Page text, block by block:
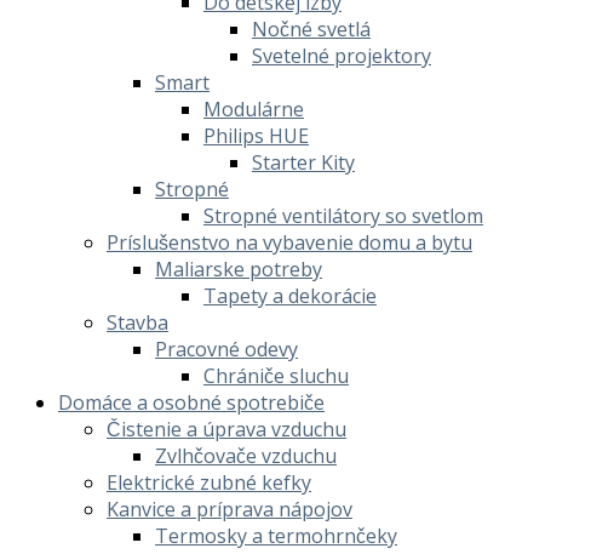
Nočné svetlá
Svetelné projektory
Smart
Modulárne
Philips HUE
Starter Kity
Stropné
Stropné ventilátory so svetlom
Príslušenstvo na vybavenie domu a bytu
Maliarske potreby
Tapety a dekorácie
Stavba
Pracovné odevy
Chrániče sluchu
Domáce a osobné spotrebiče
Čistenie a úprava vzduchu
Zvlhčovače vzduchu
Elektrické zubné kefky
Kanvice a príprava nápojov
Termosky a termohrnčeky